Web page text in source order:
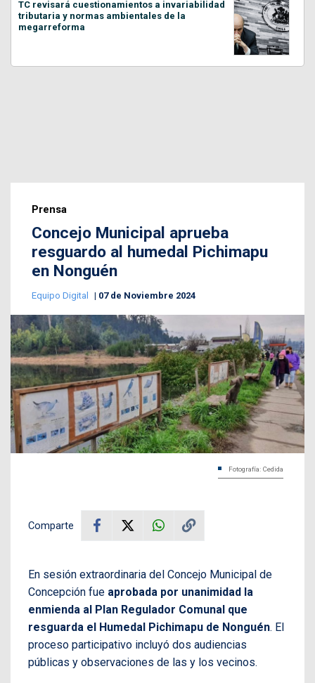
TC revisará cuestionamientos a invariabilidad
tributaria y normas ambientales de la
megarreforma
Prensa
Concejo Municipal aprueba
resguardo al humedal Pichimapu
en Nonguén
Equipo Digital 07 de Noviembre 2024
Fotografía: Cedida
Comparte
En sesión extraordinaria del Concejo Municipal de
Concepción fue aprobada por unanimidad la
enmienda al Plan Regulador Comunal que
resguarda el Humedal Pichimapu de Nonguén. El
proceso participativo incluyó dos audiencias
públicas y observaciones de las y los vecinos.